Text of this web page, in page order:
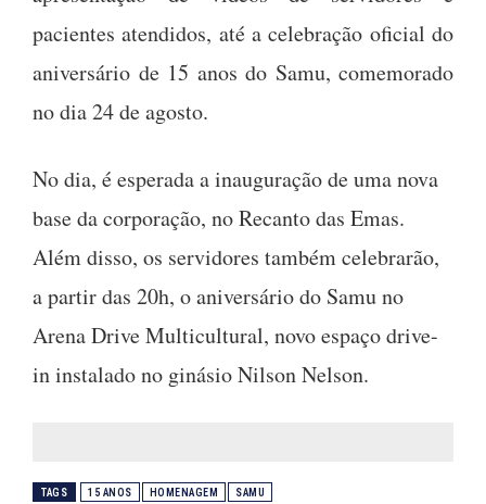
pacientes atendidos, até a celebração oficial do
aniversário de 15 anos do Samu, comemorado
no dia 24 de agosto.
No dia, é esperada a inauguração de uma nova
base da corporação, no Recanto das Emas.
Além disso, os servidores também celebrarão,
a partir das 20h, o aniversário do Samu no
Arena Drive Multicultural, novo espaço drive-
in instalado no ginásio Nilson Nelson.
TAGS 15 ANOS HOMENAGEM SAMU